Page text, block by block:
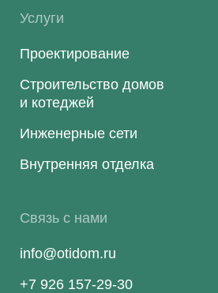
Услуги
Проектирование
Строительство домов
и котеджей
Инженерные сети
Внутренняя отделка
Связь с нами
info@otidom.ru
+7 926 157-29-30